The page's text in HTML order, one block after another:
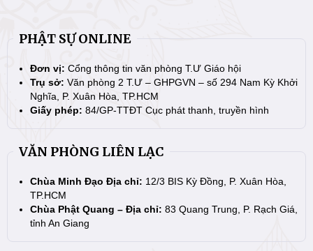
PHẬT SỰ ONLINE
Đơn vị: Cổng thông tin văn phòng T.Ư Giáo hội
Trụ sở: Văn phòng 2 T.Ư – GHPGVN – số 294 Nam Kỳ Khởi
Nghĩa, P. Xuân Hòa, TP.HCM
Giấy phép: 84/GP-TTĐT Cục phát thanh, truyền hình
VĂN PHÒNG LIÊN LẠC
Chùa Minh Đạo Địa chỉ: 12/3 BIS Kỳ Đồng, P. Xuân Hòa,
TP.HCM
Chùa Phật Quang – Địa chỉ: 83 Quang Trung, P. Rạch Giá,
tỉnh An Giang